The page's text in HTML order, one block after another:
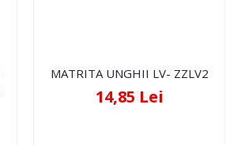
MATRITA UNGHII LV- ZZLV2
14,85 Lei